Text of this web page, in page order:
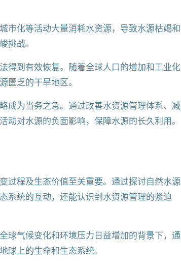
市化等活动大量消耗水资源，导致水源枯竭和
挑战。
得到有效恢复。随着全球人口的增加和工业化
匮乏的干旱地区。
成为当务之急。通过改善水资源管理体系、减
对水源的负面影响，保障水源的长久利用。
过程及生态价值至关重要。通过探讨自然水源
系统的互动，还能认识到水资源管理的紧迫
球气候变化和环境压力日益增加的背景下，通
球上的生命和生态系统。